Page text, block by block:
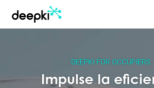
DEEPKI FOR OCCUPIERS
Impulse la
Panel de gestión de cookies